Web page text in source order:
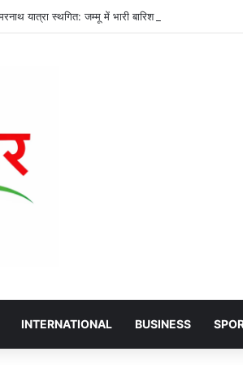
यात्रा स्थगित: जम्मू में भारी बारिश के चलते सुरक्षा
INTERNATIONAL BUSINESS